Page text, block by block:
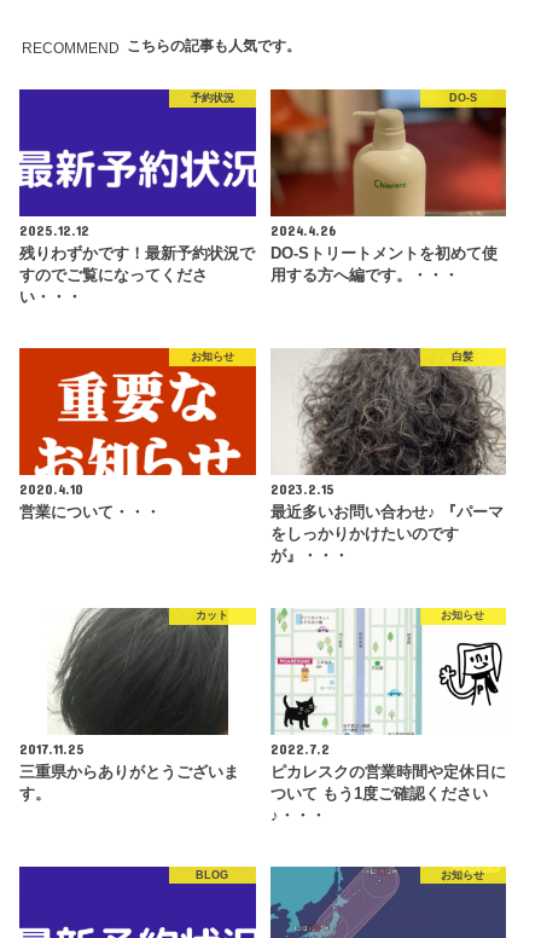
RECOMMEND こちらの記事も人気です。
予約状況
2025.12.12
残りわずかです！最新予約状況で
すのでご覧になってくださ
い・・・
DO-S
2024.4.26
DO-Sトリートメントを初めて使
用する方へ編です。・・・
お知らせ
2020.4.10
営業について・・・
白髪
2023.2.15
最近多いお問い合わせ♪ 『パーマ
をしっかりかけたいのです
が』・・・
カット
2017.11.25
三重県からありがとうございま
す。
お知らせ
2022.7.2
ピカレスクの営業時間や定休日に
ついて もう1度ご確認ください
♪・・・
BLOG お知らせ